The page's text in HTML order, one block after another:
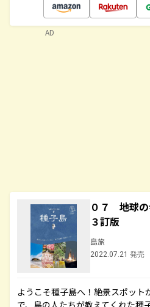
０７ 地球
３訂版
島旅
2022.07.21 発売
ようこそ種子島へ！絶景スポット
で、島の人たちが教えてくれた種
AD